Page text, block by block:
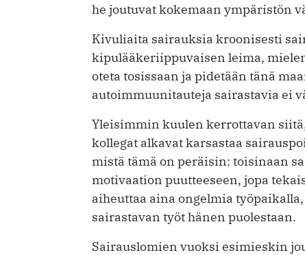
he joutuvat kokemaan ympäristön
Kivuliaita sairauksia kroonisesti
kipulääkeriippuvaisen leima,
oteta tosissaan ja pidetään tänä
autoimmuunitauteja sairastavia ei
Yleisimmin kuulen kerrottavan
kollegat alkavat karsastaa
mistä tämä on peräisin: toisinaan
motivaation puutteeseen, jopa
aiheuttaa aina ongelmia
sairastavan työt hänen puolestaan.
Sairauslomien vuoksi esimieskin